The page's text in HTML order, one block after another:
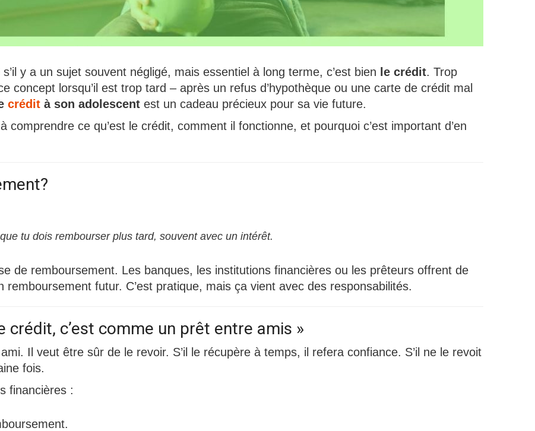
y a un sujet souvent négligé, mais essentiel à long terme, c’est bien le crédit. Trop
concept lorsqu’il est trop tard – après un refus d’hypothèque ou une carte de crédit mal
crédit à son adolescent est un cadeau précieux pour sa vie future.
comprendre ce qu’est le crédit, comment il fonctionne, et pourquoi c’est important d’en
que tu dois rembourser plus tard, souvent avec un intérêt.
de remboursement. Les banques, les institutions financières ou les prêteurs offrent de
remboursement futur. C’est pratique, mais ça vient avec des responsabilités.
crédit, c’est comme un prêt entre amis »
Il veut être sûr de le revoir. S’il le récupère à temps, il refera confiance. S’il ne le revoit
fois.
financières :